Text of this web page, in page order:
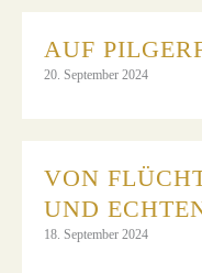
AUF
20. September 2024
VON
UND
18. September 2024